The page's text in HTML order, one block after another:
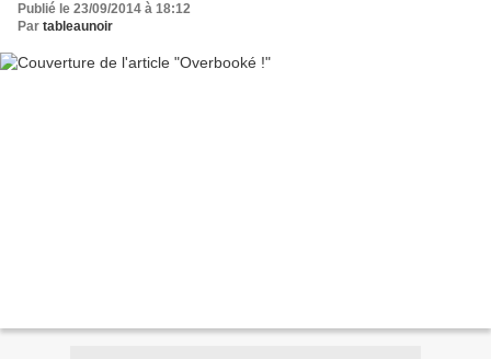
Publié le 23/09/2014 à 18:12
Par tableaunoir